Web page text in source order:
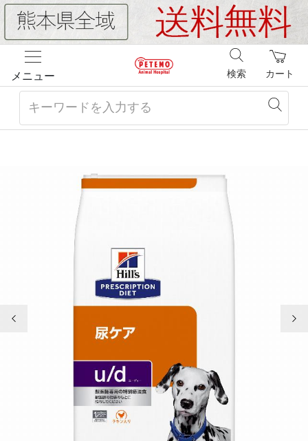
メニュー カート
検索
前の画像